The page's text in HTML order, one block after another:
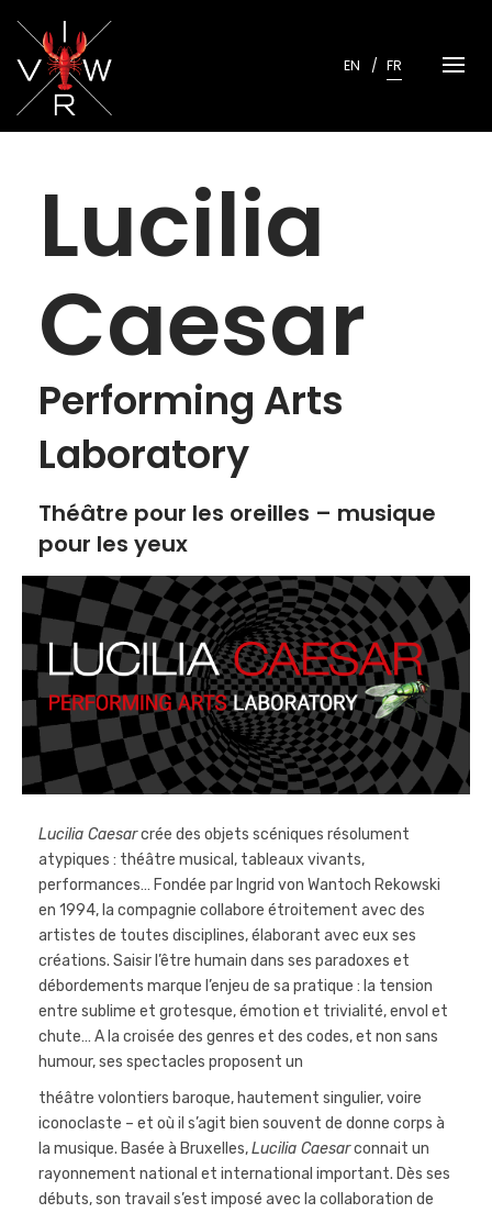
content
EN FR
Lucilia
Caesar
Performing Arts
Laboratory
Théâtre pour les oreilles – musique
pour les yeux
Lucilia Caesarcrée des objets scéniques résolument
atypiques : théâtre musical, tableaux vivants,
performances… Fondée par Ingrid von Wantoch Rekowski
en 1994, la compagnie collabore étroitement avec des
artistes de toutes disciplines, élaborant avec eux ses
créations. Saisir l’être humain dans ses paradoxes et
débordements marque l’enjeu de sa pratique : la tension
entre sublime et grotesque, émotion et trivialité, envol et
chute… A la croisée des genres et des codes, et non sans
humour, ses spectacles proposent un
théâtre volontiers baroque, hautement singulier, voire
iconoclaste – et où il s’agit bien souvent de donne corps à
la musique. Basée à Bruxelles,Lucilia Caesarconnait un
rayonnement national et international important. Dès ses
débuts, son travail s’est imposé avec la collaboration de